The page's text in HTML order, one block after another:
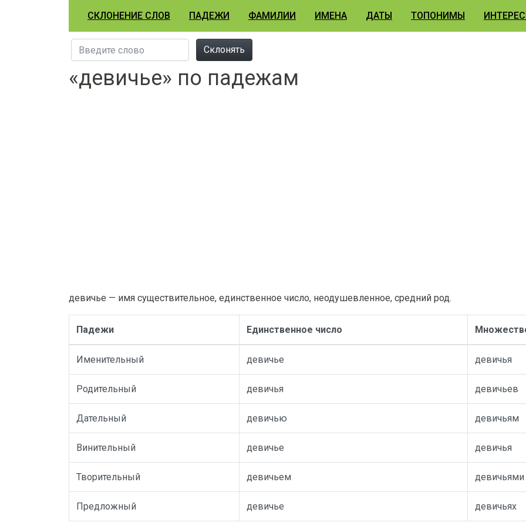
СКЛОНЕНИЕ СЛОВ ПАДЕЖИ ФАМИЛИИ ИМЕНА ДАТЫ ТОПОНИМЫ
Склонять
«девичье» по падежам
девичье — имя существительное, единственное число, неодушевленное, средний род.
Падежи Единственное число
Именительный девичье девичья
Родительный девичья девичьев
Дательный девичью девичьям
Винительный девичье девичья
Творительный девичьем девичьями
Предложный девичье девичьях